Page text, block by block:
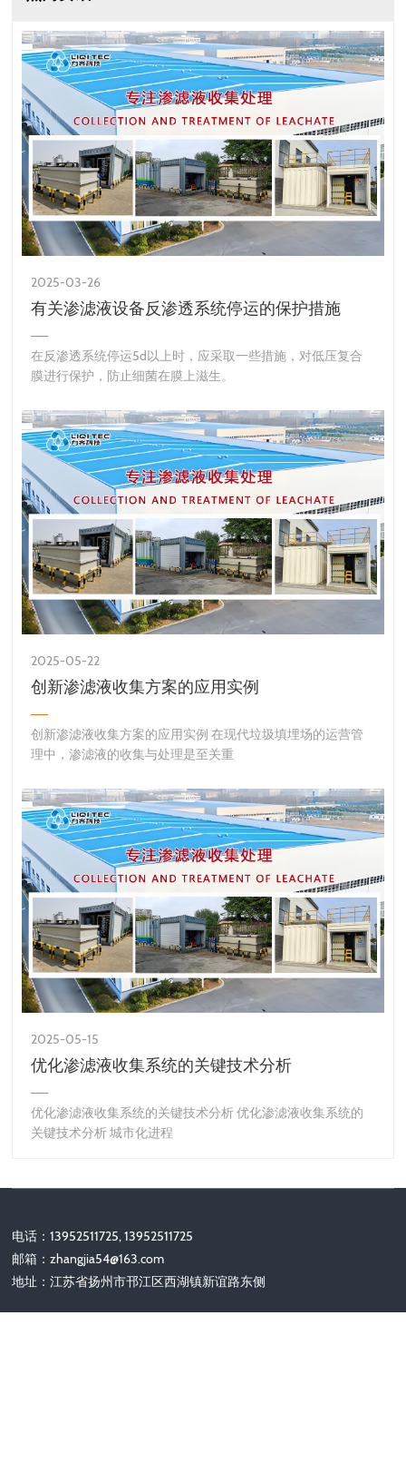
2025-03-26
有关渗滤液设备反渗透系统停运的保护措施
​在反渗透系统停运5d以上时，应采取一些措施，对低压复合
膜进行保护，防止细菌在膜上滋生。
2025-05-22
创新渗滤液收集方案的应用实例
创新渗滤液收集方案的应用实例 在现代垃圾填埋场的运营管
理中，渗滤液的收集与处理是至关重
2025-05-15
优化渗滤液收集系统的关键技术分析
优化渗滤液收集系统的关键技术分析 优化渗滤液收集系统的
关键技术分析 城市化进程
电话：13952511725, 13952511725
邮箱：zhangjia54@163.com
地址：江苏省扬州市邗江区西湖镇新谊路东侧